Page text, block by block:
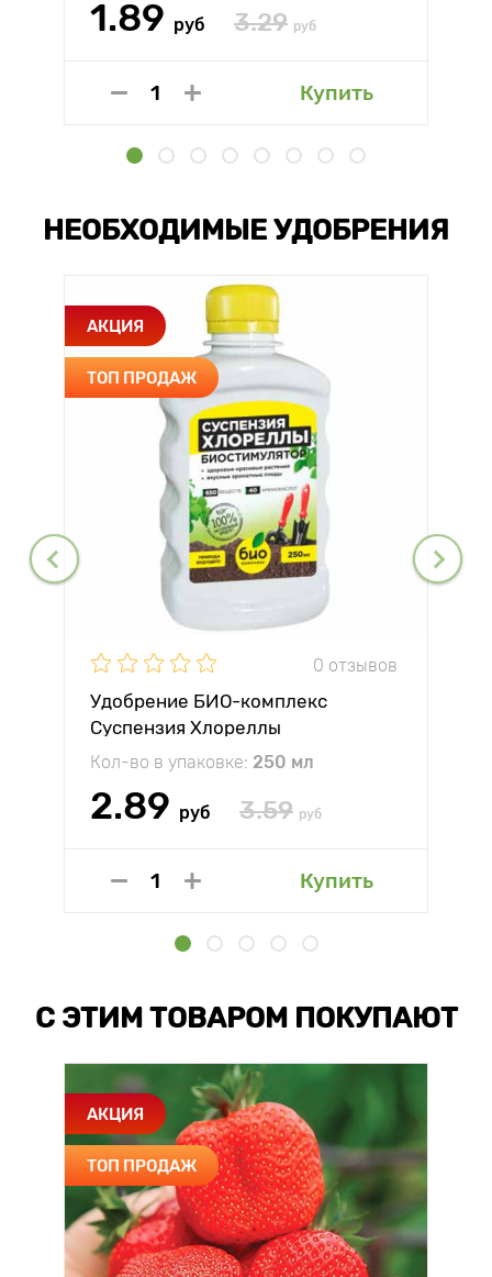
1.89 руб 3.29 руб
Купить
НЕОБХОДИМЫЕ УДОБРЕНИЯ
АКЦИЯ
ТОП ПРОДАЖ
0 отзывов
Удобрение БИО-комплекс
Суспензия Хлореллы
Кол-во в упаковке: 250 мл
2.89 руб 3.59 руб
Купить
С ЭТИМ ТОВАРОМ ПОКУПАЮТ
АКЦИЯ
ТОП ПРОДАЖ